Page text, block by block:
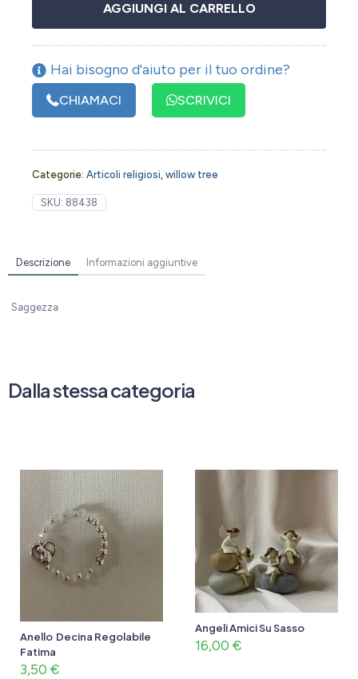
AGGIUNGI AL CARRELLO
Hai bisogno d'aiuto per il tuo ordine?
CHIAMACI SCRIVICI
Categorie: Articoli religiosi, willow tree
SKU: 88438
Descrizione Informazioni aggiuntive
Saggezza
Dalla stessa categoria
Anello Decina Regolabile
Fatima
3,50 €
Angeli Amici Su Sasso
16,00 €